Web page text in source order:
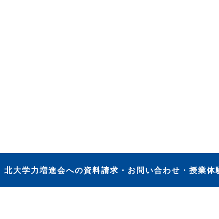
北大学力増進会への資料請求・お問い合わせ・授業体